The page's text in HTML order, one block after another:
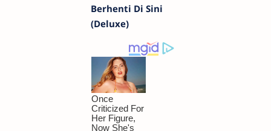
Berhenti Di Sini
(Deluxe)